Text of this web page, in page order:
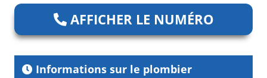
AFFICHER LE NUMÉRO
Informations sur le plombier